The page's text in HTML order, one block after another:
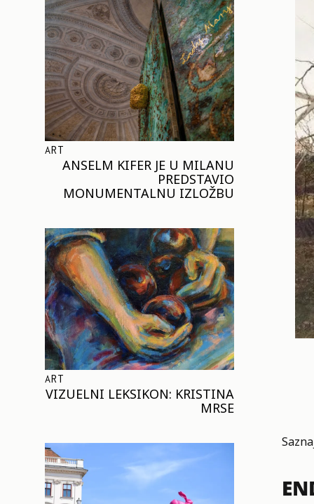
ART
ANSELM KIFER JE U MILANU
PREDSTAVIO
MONUMENTALNU IZLOŽBU
ART
VIZUELNI LEKSIKON: KRISTINA
MRSE